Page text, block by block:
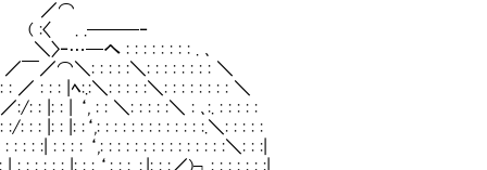
: : : . ､
: : : : : ＼
:＼: : : : : : : : ＼
: : :＼ : ､:. : : : : :
: : : : : : : : : : :.＼: : : : :
: : : : : : : : : : : : : :＼: : :|
: :. :.|: : :／)┐: : : : : : :|